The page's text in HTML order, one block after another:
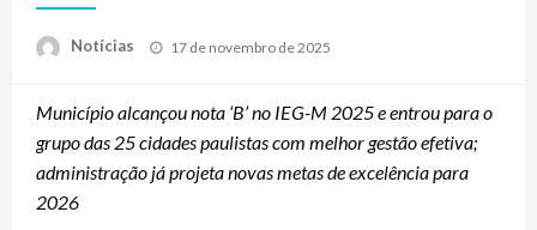
Notícias
Posted
17 de novembro de 2025
Município alcançou nota ‘B’ no IEG-M 2025 e entrou para o
grupo das 25 cidades paulistas com melhor gestão efetiva;
administração já projeta novas metas de excelência para
2026